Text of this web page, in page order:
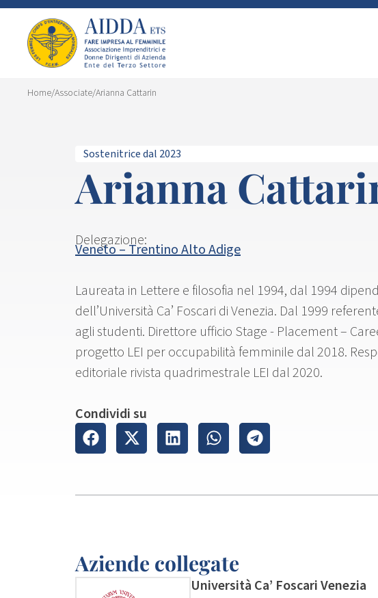
Home/Associate/Arianna Cattarin
Sostenitrice dal 2023
Arianna
Delegazione:
Veneto – Trentino Alto Adige
Laureata in Lettere e filosofia nel 1994, dal 1994
dell’Università Ca’ Foscari di Venezia. Dal 1999
agli studenti. Direttore ufficio Stage - Placement –
progetto LEI per occupabilità femminile dal 2018.
editoriale rivista quadrimestrale LEI dal 2020.
Condividi su
Aziende collegate
Università Ca’ Foscari Venezia